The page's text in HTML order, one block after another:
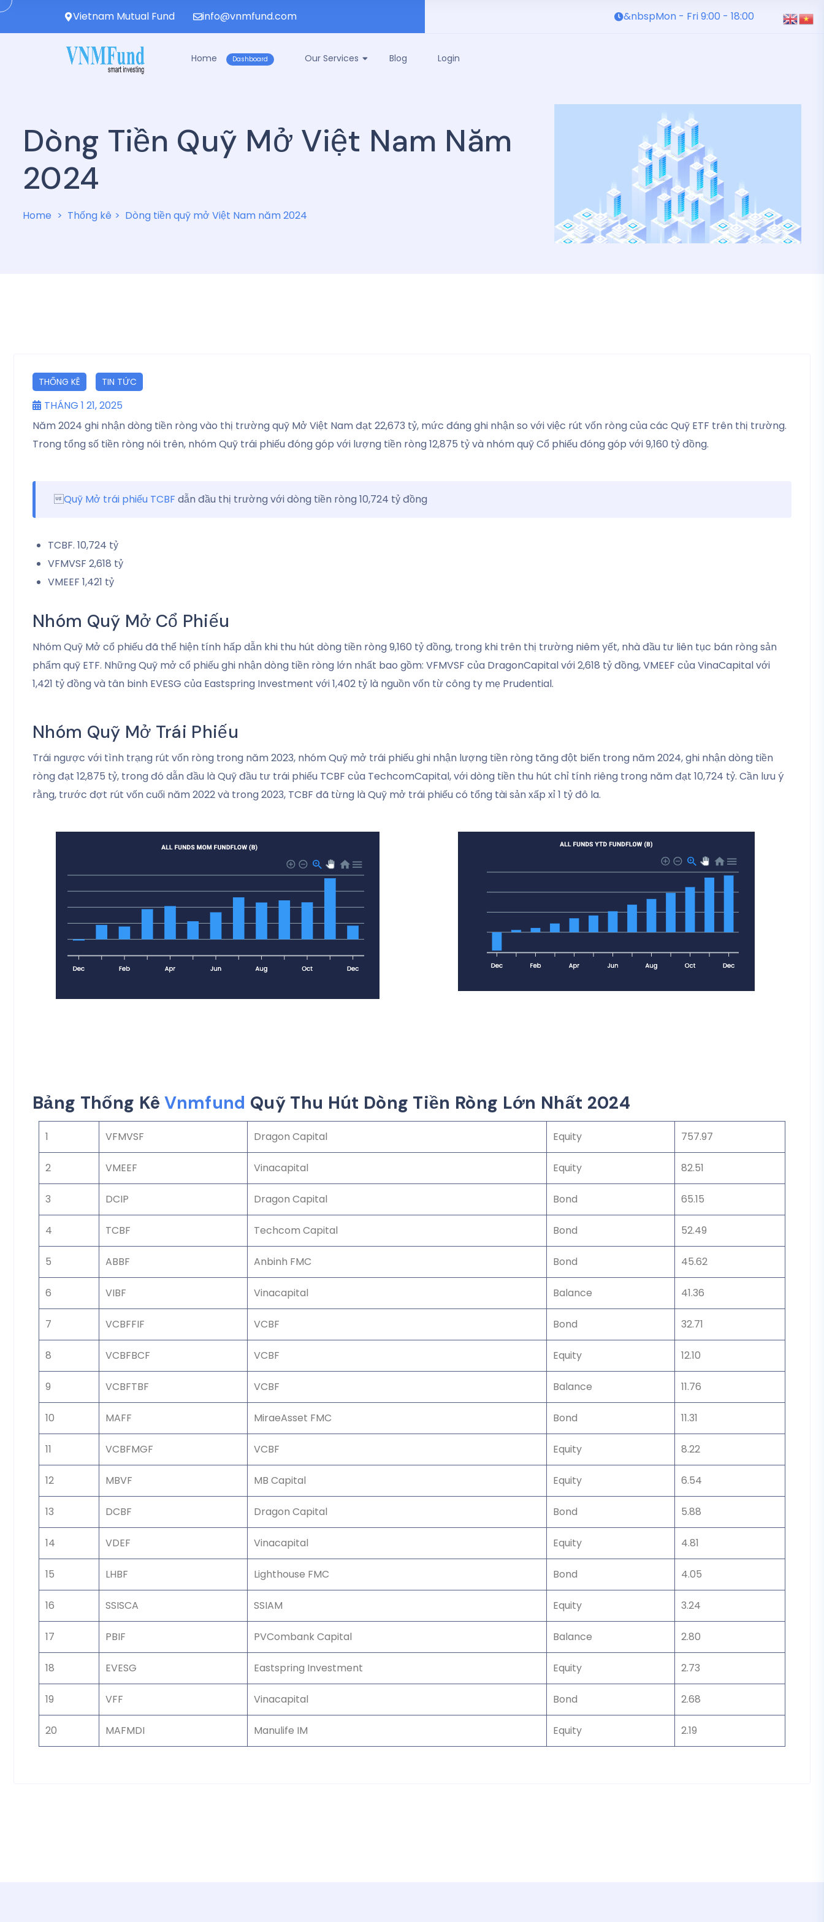
Vietnam Mutual Fund info@vnmfund.com &nbspMon - Fri 9:00 - 18:00
Home Dashboard Our Services Blog Login
Dòng Tiền Quỹ Mở Việt Nam Năm
2024
Home Thống kê Dòng tiền quỹ mở Việt Nam năm 2024
THỐNG KÊ TIN TỨC
THÁNG 1 21, 2025
Năm 2024 ghi nhận dòng tiền ròng vào thị trường quỹ Mở Việt Nam đạt 22,673 tỷ, mức đáng ghi nhận so với việc rút vốn ròng của các Quỹ ETF trên thị trường.
Trong tổng số tiền ròng nói trên, nhóm Quỹ trái phiếu đóng góp với lượng tiền ròng 12,875 tỷ và nhóm quỹ Cổ phiếu đóng góp với 9,160 tỷ đồng.
Quỹ Mở trái phiếu TCBF dẫn đầu thị trường với dòng tiền ròng 10,724 tỷ đồng
TCBF. 10,724 tỷ
VFMVSF 2,618 tỷ
VMEEF 1,421 tỷ
Nhóm Quỹ Mở Cổ Phiếu
Nhóm Quỹ Mở cổ phiếu đã thể hiện tính hấp dẫn khi thu hút dòng tiền ròng 9,160 tỷ đồng, trong khi trên thị trường niêm yết, nhà đầu tư liên tục bán ròng sản
phẩm quỹ ETF. Những Quỹ mở cổ phiếu ghi nhận dòng tiền ròng lớn nhất bao gồm: VFMVSF của DragonCapital với 2,618 tỷ đồng, VMEEF của VinaCapital với
1,421 tỷ đồng và tân binh EVESG của Eastspring Investment với 1,402 tỷ là nguồn vốn từ công ty mẹ Prudential.
Nhóm Quỹ Mở Trái Phiếu
Trái ngược với tình trạng rút vốn ròng trong năm 2023, nhóm Quỹ mở trái phiếu ghi nhận lượng tiền ròng tăng đột biến trong năm 2024, ghi nhận dòng tiền
ròng đạt 12,875 tỷ, trong đó dẫn đầu là Quỹ đầu tư trái phiếu TCBF của TechcomCapital, với dòng tiền thu hút chỉ tính riêng trong năm đạt 10,724 tỷ. Cần lưu ý
rằng, trước đợt rút vốn cuối năm 2022 và trong 2023, TCBF đã từng là Quỹ mở trái phiếu có tổng tài sản xấp xỉ 1 tỷ đô la.
Bảng Thống KêVnmfund Quỹ Thu Hút Dòng Tiền Ròng Lớn Nhất 2024
1 VFMVSF Dragon Capital Equity 757.97
2 VMEEF Vinacapital Equity 82.51
3 DCIP Dragon Capital Bond 65.15
4 TCBF Techcom Capital Bond 52.49
5 ABBF Anbinh FMC Bond 45.62
6 VIBF Vinacapital Balance 41.36
7 VCBFFIF VCBF Bond 32.71
8 VCBFBCF VCBF Equity 12.10
9 VCBFTBF VCBF Balance 11.76
10 MAFF MiraeAsset FMC Bond 11.31
11 VCBFMGF VCBF Equity 8.22
12 MBVF MB Capital Equity 6.54
13 DCBF Dragon Capital Bond 5.88
14 VDEF Vinacapital Equity 4.81
15 LHBF Lighthouse FMC Bond 4.05
16 SSISCA SSIAM Equity 3.24
17 PBIF PVCombank Capital Balance 2.80
18 EVESG Eastspring Investment Equity 2.73
19 VFF Vinacapital Bond 2.68
20 MAFMDI Manulife IM Equity 2.19